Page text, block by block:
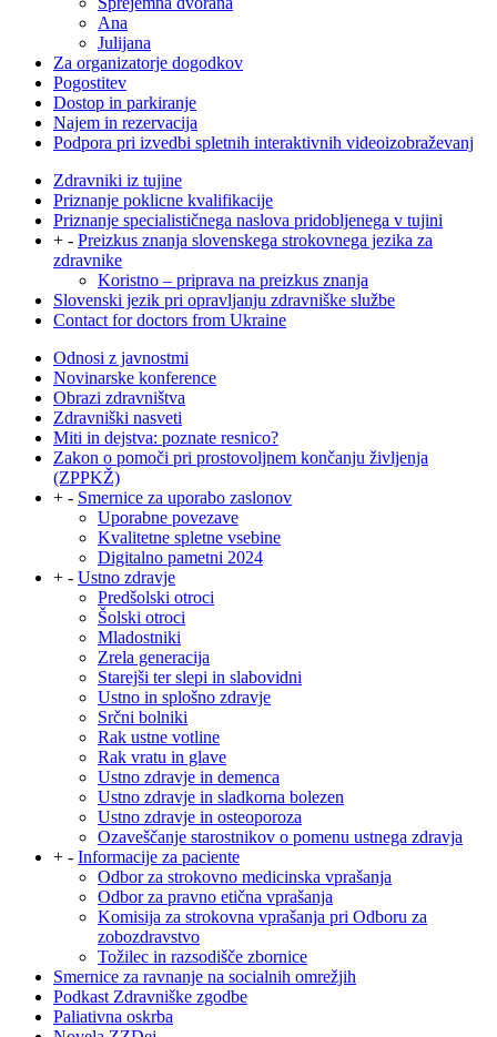
Ana
Julijana
Za organizatorje dogodkov
Pogostitev
Dostop in parkiranje
Najem in rezervacija
Podpora pri izvedbi spletnih interaktivnih videoizobraževanj
Zdravniki iz tujine
Priznanje poklicne kvalifikacije
Priznanje specialističnega naslova pridobljenega v tujini
+ - Preizkus znanja slovenskega strokovnega jezika za
zdravnike
Koristno – priprava na preizkus znanja
Slovenski jezik pri opravljanju zdravniške službe
Contact for doctors from Ukraine
Odnosi z javnostmi
Novinarske konference
Obrazi zdravništva
Zdravniški nasveti
Miti in dejstva: poznate resnico?
Zakon o pomoči pri prostovoljnem končanju življenja
(ZPPKŽ)
+ - Smernice za uporabo zaslonov
Uporabne povezave
Kvalitetne spletne vsebine
Digitalno pametni 2024
+ - Ustno zdravje
Predšolski otroci
Šolski otroci
Mladostniki
Zrela generacija
Starejši ter slepi in slabovidni
Ustno in splošno zdravje
Srčni bolniki
Rak ustne votline
Rak vratu in glave
Ustno zdravje in demenca
Ustno zdravje in sladkorna bolezen
Ustno zdravje in osteoporoza
Ozaveščanje starostnikov o pomenu ustnega zdravja
+ - Informacije za paciente
Odbor za strokovno medicinska vprašanja
Odbor za pravno etična vprašanja
Komisija za strokovna vprašanja pri Odboru za
zobozdravstvo
Tožilec in razsodišče zbornice
Smernice za ravnanje na socialnih omrežjih
Podkast Zdravniške zgodbe
Paliativna oskrba